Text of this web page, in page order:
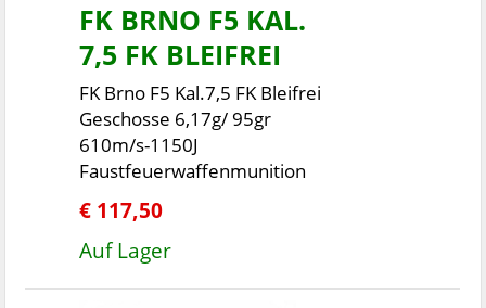
FK BRNO F5 KAL.
7,5 FK BLEIFREI
FK Brno F5 Kal.7,5 FK Bleifrei
Geschosse 6,17g/ 95gr
610m/s-1150J
Faustfeuerwaffenmunition
€ 117,50
Auf Lager